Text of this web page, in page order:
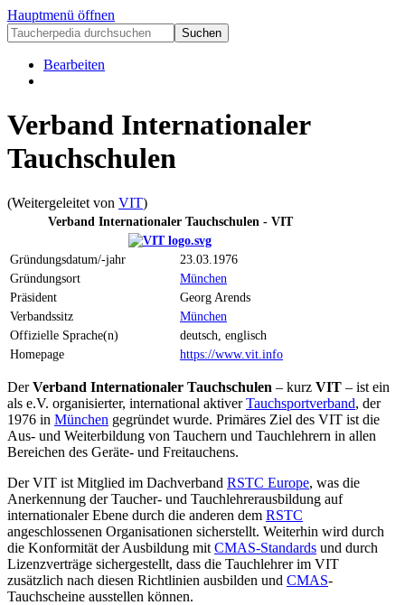
Hauptmenü öffnen
Bearbeiten
Verband Internationaler
Tauchschulen
(Weitergeleitet von VIT)
Verband Internationaler Tauchschulen - VIT
Gründungsdatum/-jahr
23.03.1976
Gründungsort
München
Präsident
Georg Arends
Verbandssitz
München
Offizielle Sprache(n)
deutsch, englisch
Homepage
https://www.vit.info
DerVerband Internationaler Tauchschulen – kurz VIT – ist ein
als e.V. organisierter, international aktiverTauchsportverband, der
1976 in München gegründet wurde. Primäres Ziel des VIT ist die
Aus- und Weiterbildung von Tauchern und Tauchlehrern in allen
Bereichen des Geräte- und Freitauchens.
Der VIT ist Mitglied im Dachverband RSTC Europe, was die
Anerkennung der Taucher- und Tauchlehrerausbildung auf
internationaler Ebene durch die anderen dem RSTC
angeschlossenen Organisationen sicherstellt. Weiterhin wird durch
die Konformität der Ausbildung mit CMAS-Standards und durch
Lizenzverträge sichergestellt, dass die Tauchlehrer im VIT
zusätzlich nach diesen Richtlinien ausbilden und CMAS-
Tauchscheine ausstellen können.